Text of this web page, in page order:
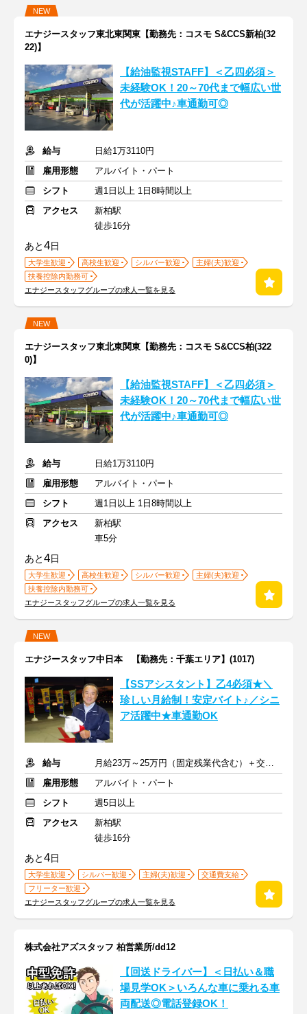
NEW
エナジースタッフ東北東関東【勤務先：コスモ S&CCS新柏(32
22)】
【給油監視STAFF】＜乙四必須＞
未経験OK！20～70代まで幅広い世
代が活躍中♪車通勤可◎
給与
日給1万3110円
雇用形態
アルバイト・パート
シフト
週1日以上 1日8時間以上
アクセス
新柏駅
徒歩16分
あと4日
大学生歓迎 高校生歓迎 シルバー歓迎
主婦(夫)歓迎
扶養控除内勤務可
エナジースタッフグループの求人一覧を見る
NEW
エナジースタッフ東北東関東【勤務先：コスモ S&CCS柏(322
0)】
【給油監視STAFF】＜乙四必須＞
未経験OK！20～70代まで幅広い世
代が活躍中♪車通勤可◎
給与
日給1万3110円
雇用形態
アルバイト・パート
シフト
週1日以上 1日8時間以上
アクセス
新柏駅
車5分
あと4日
大学生歓迎 高校生歓迎 シルバー歓迎
主婦(夫)歓迎
扶養控除内勤務可
エナジースタッフグループの求人一覧を見る
NEW
エナジースタッフ中日本 【勤務先：千葉エリア】(1017)
【SSアシスタント】乙4必須★＼
珍しい月給制！安定バイト♪／シニ
ア活躍中★車通勤OK
給与
月給23万～25万円（固定残業代含む）＋交通費規定支給
雇用形態
アルバイト・パート
シフト
週5日以上
アクセス
新柏駅
徒歩16分
あと4日
大学生歓迎 シルバー歓迎 主婦(夫)歓迎
交通費支給
フリーター歓迎
エナジースタッフグループの求人一覧を見る
株式会社アズスタッフ 柏営業所/dd12
【回送ドライバー】＜日払い＆職
場見学OK＞いろんな車に乗れる車
両配送◎電話登録OK！